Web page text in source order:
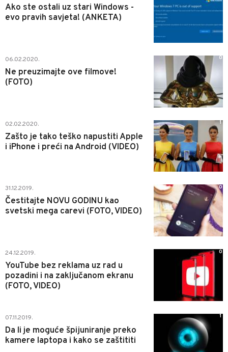
Ako ste ostali uz stari Windows -
evo pravih savjeta! (ANKETA)
06.02.2020.
Ne preuzimajte ove filmove!
(FOTO)
0
02.02.2020.
Zašto je tako teško napustiti Apple
i iPhone i preći na Android (VIDEO)
1
31.12.2019.
Čestitajte NOVU GODINU kao
svetski mega carevi (FOTO, VIDEO)
0
24.12.2019.
YouTube bez reklama uz rad u
pozadini i na zaključanom ekranu
(FOTO, VIDEO)
0
07.11.2019.
Da li je moguće špijuniranje preko
kamere laptopa i kako se zaštititi
1